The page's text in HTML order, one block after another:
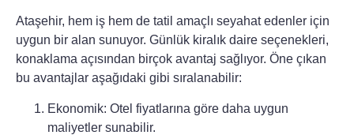
Ataşehir, hem iş hem de tatil amaçlı seyahat edenler için
uygun bir alan sunuyor. Günlük kiralık daire seçenekleri,
konaklama açısından birçok avantaj sağlıyor. Öne çıkan
bu avantajlar aşağıdaki gibi sıralanabilir:
Ekonomik: Otel fiyatlarına göre daha uygun
maliyetler sunabilir.